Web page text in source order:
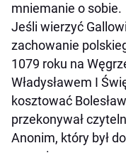
mniemanie o sobie.
Jeśli wierzyć
zachowanie
1079 roku na
Władysławem I
kosztować
przekonywał
Anonim, który był